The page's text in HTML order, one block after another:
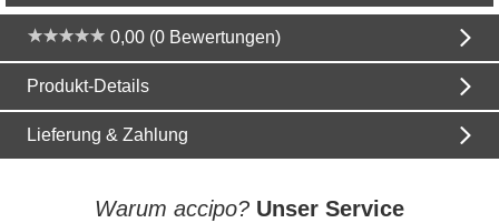
0,00 (0 Bewertungen)
Produkt-Details
Lieferung & Zahlung
Warum accipo? Unser Service